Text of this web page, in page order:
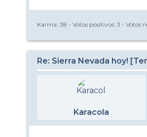
Karma: 38 - Votos positivos: 3 - Votos
Re: Sierra Nevada hoy!
Karacola